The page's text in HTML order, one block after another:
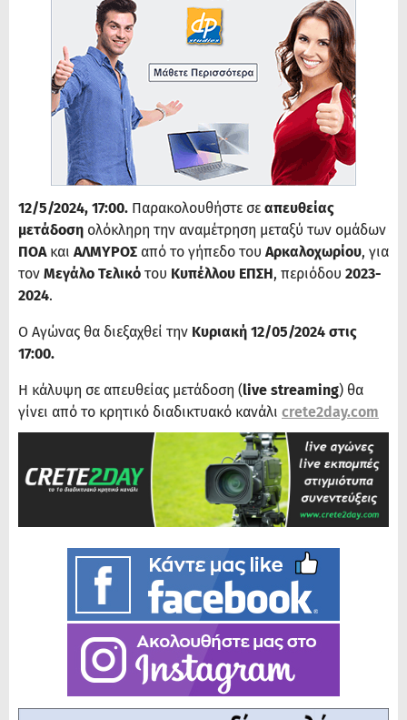
12/5/2024, 17:00. Παρακολουθήστε σε απευθείας
μετάδοση ολόκληρη την αναμέτρηση μεταξύ των ομάδων
ΠΟΑ και ΑΛΜΥΡΟΣ από το γήπεδο του Αρκαλοχωρίου, για
τον Μεγάλο Τελικό του Κυπέλλου ΕΠΣΗ, περιόδου 2023-
2024.
Ο Αγώνας θα διεξαχθεί την Κυριακή 12/05/2024 στις
17:00.
Η κάλυψη σε απευθείας μετάδοση (live streaming) θα
γίνει από το κρητικό διαδικτυακό κανάλι crete2day.com